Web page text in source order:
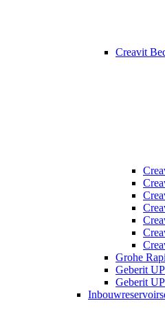
Creavit
Grohe
Geberit
Geberit